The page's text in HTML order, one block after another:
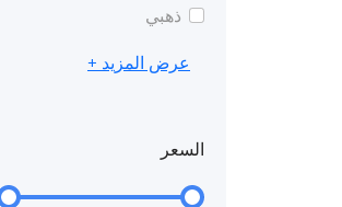
ذهبي
عرض المزيد +
السعر